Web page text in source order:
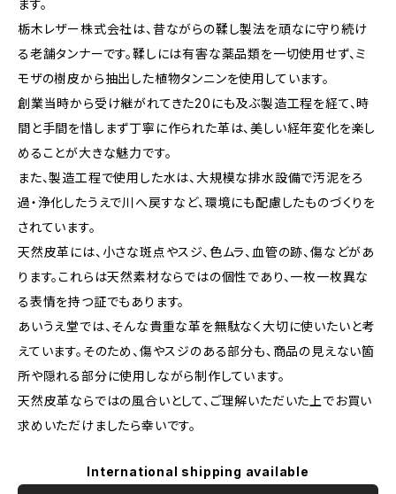
ます。
栃木レザー株式会社は、昔ながらの鞣し製法を頑なに守り続け
る老舗タンナーです。鞣しには有害な薬品類を一切使用せず、ミ
モザの樹皮から抽出した植物タンニンを使用しています。
創業当時から受け継がれてきた20にも及ぶ製造工程を経て、時
間と手間を惜しまず丁寧に作られた革は、美しい経年変化を楽し
めることが大きな魅力です。
また、製造工程で使用した水は、大規模な排水設備で汚泥をろ
過・浄化したうえで川へ戻すなど、環境にも配慮したものづくりを
されています。
天然皮革には、小さな斑点やスジ、色ムラ、血管の跡、傷などがあ
ります。これらは天然素材ならではの個性であり、一枚一枚異な
る表情を持つ証でもあります。
あいうえ堂では、そんな貴重な革を無駄なく大切に使いたいと考
えています。そのため、傷やスジのある部分も、商品の見えない箇
所や隠れる部分に使用しながら制作しています。
天然皮革ならではの風合いとして、ご理解いただいた上でお買い
求めいただけましたら幸いです。
International shipping available